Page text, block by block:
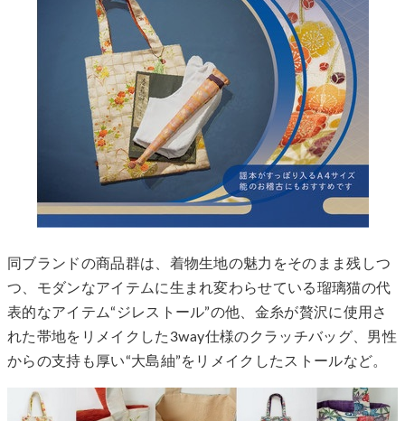
同ブランドの商品群は、着物生地の魅力をそのまま残しつ
つ、モダンなアイテムに生まれ変わらせている瑠璃猫の代
表的なアイテム“ジレストール”の他、金糸が贅沢に使用さ
れた帯地をリメイクした3way仕様のクラッチバッグ、男性
からの支持も厚い“大島紬”をリメイクしたストールなど。